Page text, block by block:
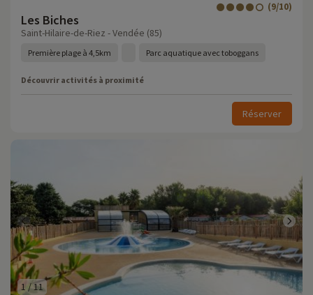
Les Biches
(9/10)
Saint-Hilaire-de-Riez - Vendée (85)
Première plage à 4,5km Parc aquatique avec toboggans
Découvrir activités à proximité
Réserver
1 /11